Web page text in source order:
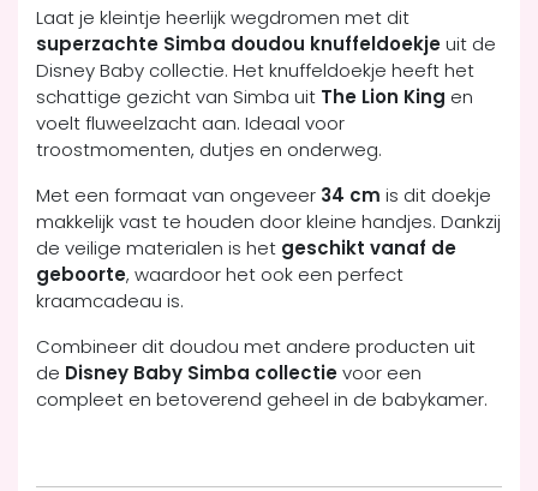
Laat je kleintje heerlijk wegdromen met dit
superzachte Simba doudou knuffeldoekjeuit de
Disney Baby collectie. Het knuffeldoekje heeft het
schattige gezicht van Simba uit The Lion King en
voelt fluweelzacht aan. Ideaal voor
troostmomenten, dutjes en onderweg.
Met een formaat van ongeveer 34 cm is dit doekje
makkelijk vast te houden door kleine handjes. Dankzij
de veilige materialen is het geschikt vanaf de
geboorte, waardoor het ook een perfect
kraamcadeau is.
Combineer dit doudou met andere producten uit
de Disney Baby Simba collectievoor een
compleet en betoverend geheel in de babykamer.